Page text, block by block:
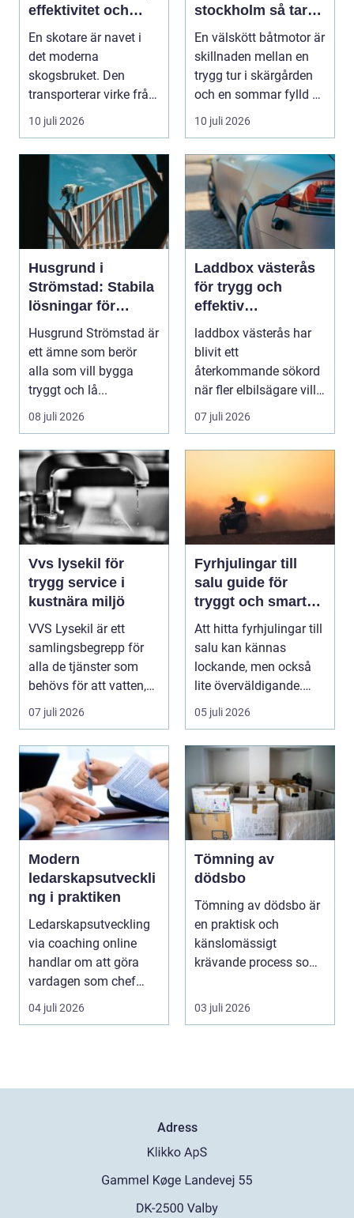
effektivitet och
hållbarhet
En skotare är navet i
det moderna
skogsbruket. Den
transporterar virke från
avverkningsplatsen till
10 juli 2026
stockholm så tar
du hand om din
båtmotor på rätt
En välskött båtmotor är
skillnaden mellan en
trygg tur i skärgården
och en sommar fylld av
ofrivilli...
10 juli 2026
Husgrund i
Strömstad: Stabila
lösningar för
boende vid kusten
Husgrund Strömstad är
ett ämne som berör
alla som vill bygga
tryggt och lå...
08 juli 2026
Laddbox västerås
för trygg och
effektiv
hemmaladdning
laddbox västerås har
blivit ett
återkommande sökord
när fler elbilsägare vill
ladda hemma på ett
säk...
07 juli 2026
Vvs lysekil för
trygg service i
kustnära miljö
VVS Lysekil är ett
samlingsbegrepp för
alla de tjänster som
behövs för att vatten,
värme och avlopp ...
07 juli 2026
Fyrhjulingar till
salu guide för
tryggt och smart
köp
Att hitta fyrhjulingar till
salu kan kännas
lockande, men också
lite överväldigande.
Utbudet är stor...
05 juli 2026
Modern
ledarskapsutveckli
ng i praktiken
Ledarskapsutveckling
via coaching online
handlar om att göra
vardagen som chef
både mer h...
04 juli 2026
Tömning av
dödsbo
Tömning av dödsbo är
en praktisk och
känslomässigt
krävande process som
gång ell...
03 juli 2026
Adress